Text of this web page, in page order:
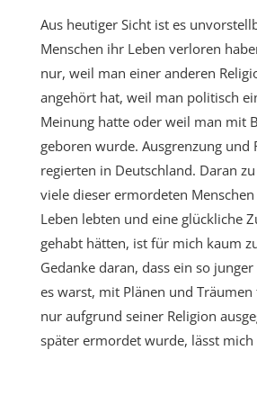
Aus heutiger Sicht ist es
Menschen ihr Leben verloren
nur, weil man einer anderen
angehört hat, weil man politisch
Meinung hatte oder weil man mit
geboren wurde. Ausgrenzung und
regierten in Deutschland. Daran
viele dieser ermordeten
Leben lebten und eine glückliche
gehabt hätten, ist für mich kaum
Gedanke daran, dass ein so
es warst, mit Plänen und
nur aufgrund seiner Religion
später ermordet wurde, lässt